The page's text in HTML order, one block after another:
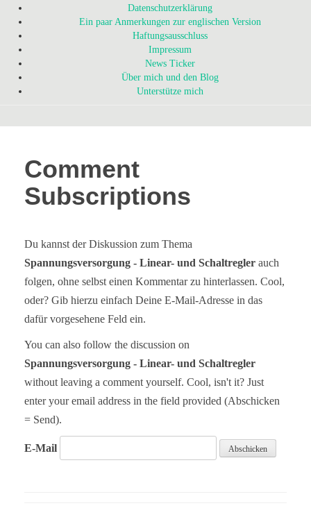
Datenschutzerklärung
Ein paar Anmerkungen zur englischen Version
Haftungsausschluss
Impressum
News Ticker
Über mich und den Blog
Unterstütze mich
Comment
Subscriptions
Du kannst der Diskussion zum Thema
Spannungsversorgung - Linear- und Schaltregler auch
folgen, ohne selbst einen Kommentar zu hinterlassen. Cool,
oder? Gib hierzu einfach Deine E-Mail-Adresse in das
dafür vorgesehene Feld ein.
You can also follow the discussion on
Spannungsversorgung - Linear- und Schaltregler
without leaving a comment yourself. Cool, isn't it? Just
enter your email address in the field provided (Abschicken
= Send).
E-Mail